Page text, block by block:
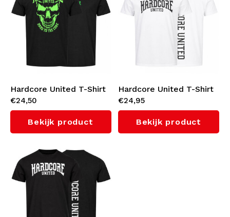
Kabeltruien
Zwemkleding
Hardcore United T-Shirt
'Skully' (Black)
€24,50
Bekijk product
Hardcore United T-Shirt
'Classic United' (White)
€24,95
Bekijk product